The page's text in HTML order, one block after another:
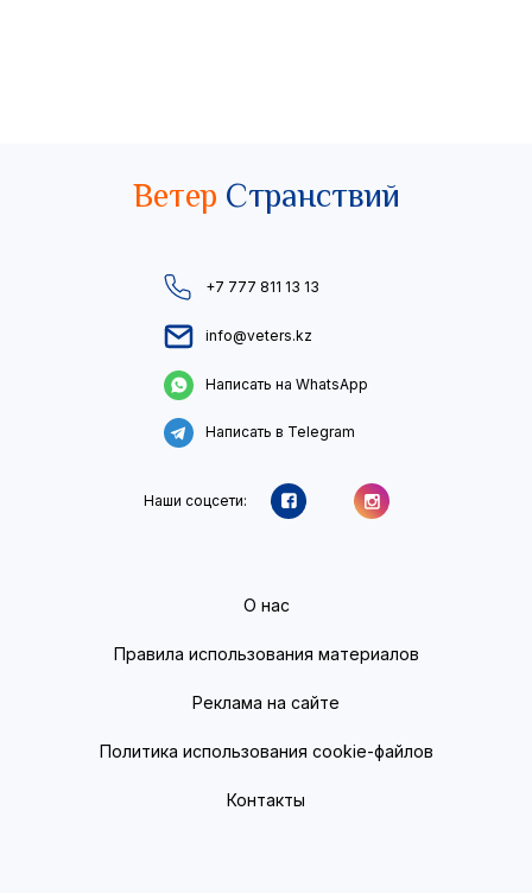
Ветер Странствий
+7 777 811 13 13
info@veters.kz
Написать на WhatsApp
Написать в Telegram
Наши соцсети:
О нас
Правила использования материалов
Реклама на сайте
Политика использования cookie-файлов
Контакты